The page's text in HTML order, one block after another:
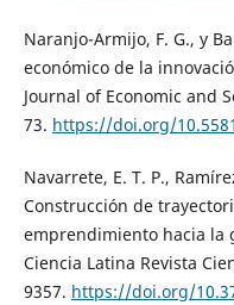
Naranjo-Armijo, F. G., y
económico de la
Journal of Economic and
73. https://doi.org/
Navarrete, E. T. P.,
Construcción de
emprendimiento hacia la
Ciencia Latina Revista
9357. https://doi.org/